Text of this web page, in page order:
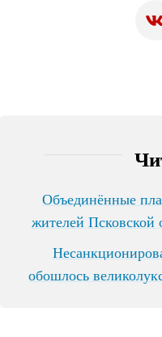
Объединённые
жителей Псковской
обошлось